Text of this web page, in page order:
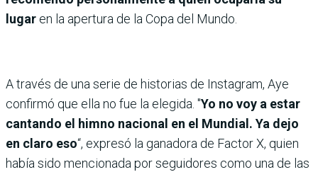
lugar en la apertura de la Copa del Mundo.
A través de una serie de historias de Instagram, Aye
confirmó que ella no fue la elegida. "Yo no voy a estar
cantando el himno nacional en el Mundial. Ya dejo
en claro eso“, expresó la ganadora de Factor X, quien
había sido mencionada por seguidores como una de las